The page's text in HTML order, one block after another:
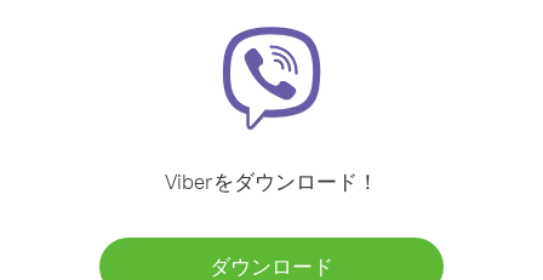
Viberをダウンロード！
ダウンロード